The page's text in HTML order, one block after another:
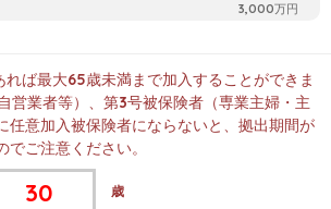
3,000万円
れば最大65歳未満まで加入することができま
営業者等）、第3号被保険者（専業主婦・主
任意加入被保険者にならないと、拠出期間が
ご注意ください。
歳